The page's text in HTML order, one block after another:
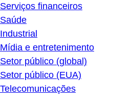
Serviços financeiros
Saúde
Industrial
Mídia e entretenimento
Setor público (global)
Setor público (EUA)
Telecomunicações